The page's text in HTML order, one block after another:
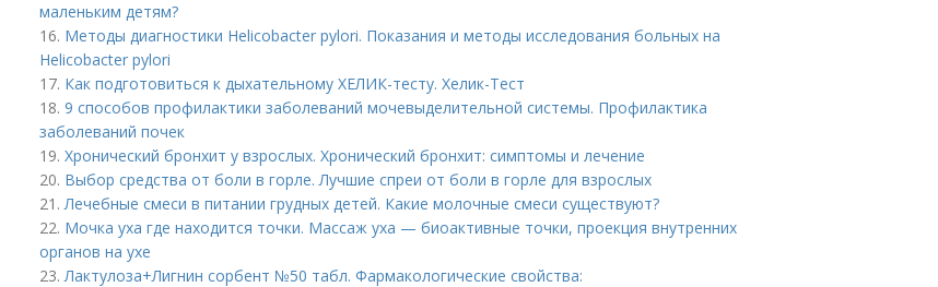
маленьким детям?
16. Методы диагностики Helicobacter pylori. Показания и методы исследования больных на
Helicobacter pylori
17. Как подготовиться к дыхательному ХЕЛИК-тесту. Хелик-Тест
18. 9 способов профилактики заболеваний мочевыделительной системы. Профилактика
заболеваний почек
19. Хронический бронхит у взрослых. Хронический бронхит: симптомы и лечение
20. Выбор средства от боли в горле. Лучшие спреи от боли в горле для взрослых
21.Лечебные смеси в питании грудных детей. Какие молочные смеси существуют?
22. Мочка уха где находится точки. Массаж уха — биоактивные точки, проекция внутренних
органов на ухе
23.Лактулоза+Лигнин сорбент №50 табл. Фармакологические свойства: